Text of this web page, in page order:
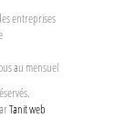
entreprises
au mensuel
Tanit web